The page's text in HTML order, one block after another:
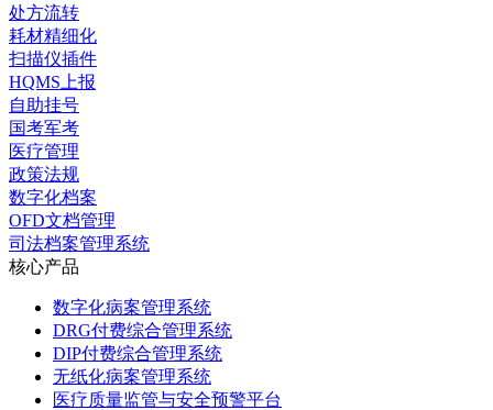
处方流转
耗材精细化
扫描仪插件
HQMS上报
自助挂号
国考军考
医疗管理
政策法规
数字化档案
OFD文档管理
司法档案管理系统
核心产品
数字化病案管理系统
DRG付费综合管理系统
DIP付费综合管理系统
无纸化病案管理系统
医疗质量监管与安全预警平台